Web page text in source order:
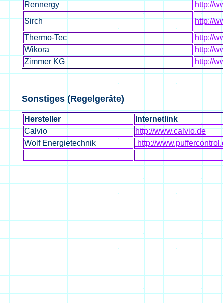
Rennergy
http://
Sirch
http://
Thermo-Tec
http://
Wikora
http://
Zimmer KG
http://
Sonstiges (Regelgeräte)
Hersteller
Internetlink
Calvio
http://www.calvio.de
Wolf Energietechnik
http://